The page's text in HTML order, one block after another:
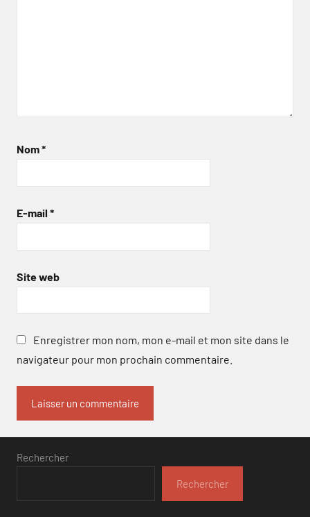
Nom*
E-mail *
Site web
Enregistrer mon nom, mon e-mail et mon site dans le
navigateur pour mon prochain commentaire.
Rechercher
Rechercher